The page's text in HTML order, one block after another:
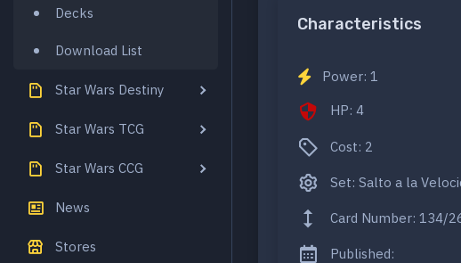
Decks
Download List
Star Wars Destiny
Star Wars TCG
Star Wars CCG
News
Stores
Characteristics
Power: 1
HP: 4
Cost: 2
Set: Salto a la
Card Number: 134/
Published: